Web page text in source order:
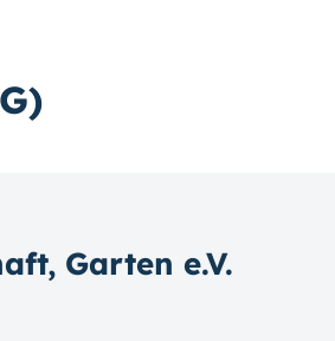
Garten e.V.